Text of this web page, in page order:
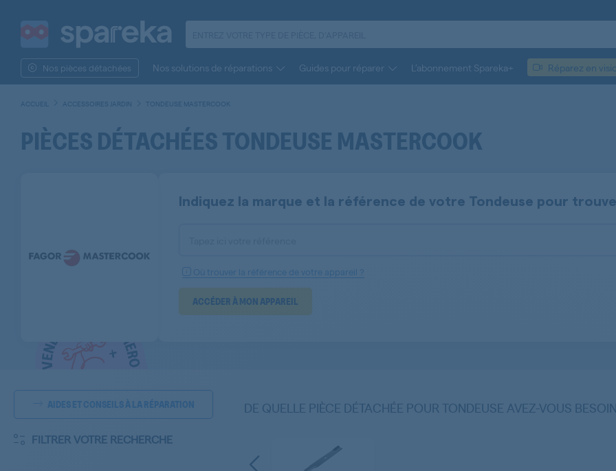
Nos pièces détachées Nos solutions de réparations Guides pour réparer L’abonnement Spareka+ Réparez en
ACCUEIL ACCESSOIRES JARDIN TONDEUSE MASTERCOOK
PIÈCES DÉTACHÉES TONDEUSE MASTERCOOK
Indiquez la marque et la référence de votre Tondeuse pour
Où trouver la référence de votre appareil ?
ACCÉDER À MON APPAREIL
DE QUELLE PIÈCE DÉTACHÉE POUR TONDEUSE AVEZ-VOUS
AIDES ET CONSEILS À LA RÉPARATION
FILTRER VOTRE RECHERCHE